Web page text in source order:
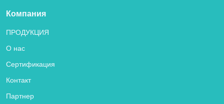
Компания
ПРОДУКЦИЯ
О нас
Сертификация
Контакт
Партнер